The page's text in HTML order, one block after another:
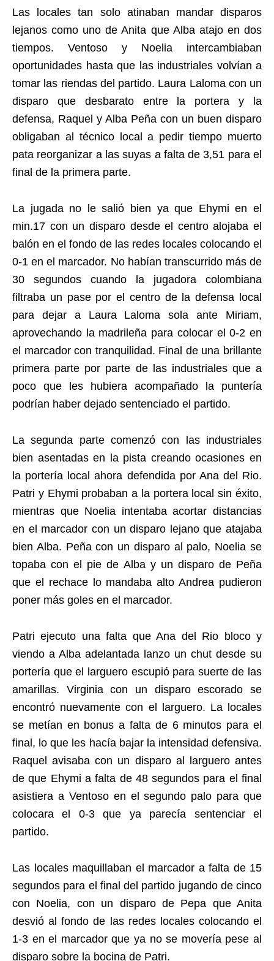
Las locales tan solo atinaban mandar disparos
lejanos como uno de Anita que Alba atajo en dos
tiempos. Ventoso y Noelia intercambiaban
oportunidades hasta que las industriales volvían a
tomar las riendas del partido. Laura Laloma con un
disparo que desbarato entre la portera y la
defensa, Raquel y Alba Peña con un buen disparo
obligaban al técnico local a pedir tiempo muerto
pata reorganizar a las suyas a falta de 3,51 para el
final de la primera parte.
La jugada no le salió bien ya que Ehymi en el
min.17 con un disparo desde el centro alojaba el
balón en el fondo de las redes locales colocando el
0-1 en el marcador. No habían transcurrido más de
30 segundos cuando la jugadora colombiana
filtraba un pase por el centro de la defensa local
para dejar a Laura Laloma sola ante Miriam,
aprovechando la madrileña para colocar el 0-2 en
el marcador con tranquilidad. Final de una brillante
primera parte por parte de las industriales que a
poco que les hubiera acompañado la puntería
podrían haber dejado sentenciado el partido.
La segunda parte comenzó con las industriales
bien asentadas en la pista creando ocasiones en
la portería local ahora defendida por Ana del Rio.
Patri y Ehymi probaban a la portera local sin éxito,
mientras que Noelia intentaba acortar distancias
en el marcador con un disparo lejano que atajaba
bien Alba. Peña con un disparo al palo, Noelia se
topaba con el pie de Alba y un disparo de Peña
que el rechace lo mandaba alto Andrea pudieron
poner más goles en el marcador.
Patri ejecuto una falta que Ana del Rio bloco y
viendo a Alba adelantada lanzo un chut desde su
portería que el larguero escupió para suerte de las
amarillas. Virginia con un disparo escorado se
encontró nuevamente con el larguero. La locales
se metían en bonus a falta de 6 minutos para el
final, lo que les hacía bajar la intensidad defensiva.
Raquel avisaba con un disparo al larguero antes
de que Ehymi a falta de 48 segundos para el final
asistiera a Ventoso en el segundo palo para que
colocara el 0-3 que ya parecía sentenciar el
partido.
Las locales maquillaban el marcador a falta de 15
segundos para el final del partido jugando de cinco
con Noelia, con un disparo de Pepa que Anita
desvió al fondo de las redes locales colocando el
1-3 en el marcador que ya no se movería pese al
disparo sobre la bocina de Patri.